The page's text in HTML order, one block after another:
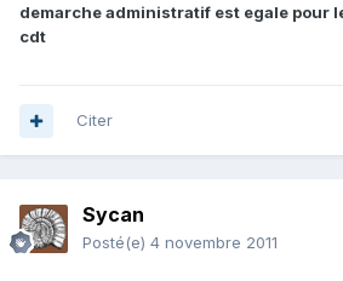
demarche administratif est egale pour
cdt
Citer
Sycan
Posté(e) 4 novembre 2011